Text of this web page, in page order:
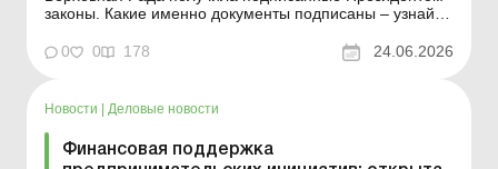
законы. Какие именно документы подписаны – узнайте
Рада получила пять законодательных актов,
Национальн...
0 0 178 24.06.2026
Новости Деловые новости
Финансовая поддержка